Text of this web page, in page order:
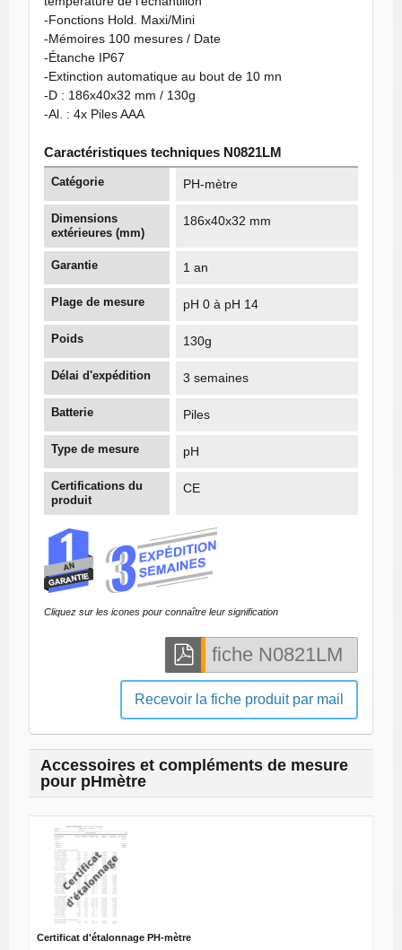
-Fonctions Hold. Maxi/Mini
-Mémoires 100 mesures / Date
-Étanche IP67
-Extinction automatique au bout de 10 mn
-D : 186x40x32 mm / 130g
-Al. : 4x Piles AAA
Caractéristiques techniques N0821LM
Catégorie PH-mètre
Dimensions
extérieures (mm)
186x40x32 mm
Garantie 1 an
Plage de mesure pH 0 à pH 14
Poids 130g
Délai d'expédition 3 semaines
Batterie Piles
Type de mesure pH
Certifications du
produit
CE
Cliquez sur les icones pour connaître leur signification
Recevoir la fiche produit par mail
Accessoires et compléments de mesure
pour pHmètre
Certificat d'étalonnage PH-mètre